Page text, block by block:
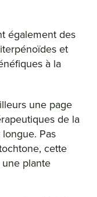
également des
et
à la
une page
de la
Pas
cette
plante